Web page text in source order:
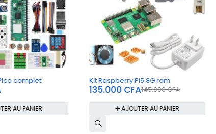
complet
AU PANIER
-7%
Kit Raspberry Pi5 8G ram
145.000CFA
135.000 CFA
AJOUTER AU PANIER